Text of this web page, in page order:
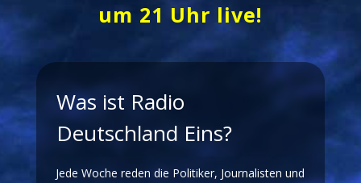
um 21 Uhr live!
Was ist Radio
Deutschland Eins?
Jede Woche reden die Politiker, Journalisten und